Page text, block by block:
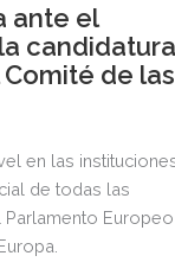
ante el
de las
en las